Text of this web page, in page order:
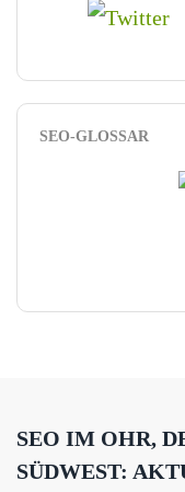
SEO-GLOSSAR
SEO IM OHR,
SÜDWEST: